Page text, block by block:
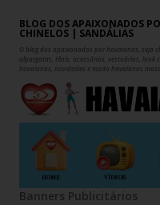
Pular para
BLOG DOS APAIXONADOS
CHINELOS | SANDÁLIAS
O blog dos apaixonados por havaianas, seja
alpargatas, tênis, acessórios, vestuários, look
havaianas, novidades e moda havaianas
HOME VÍDEOS
Banners Publicitários